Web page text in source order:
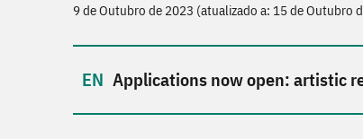
9 de Outubro de 2023 (atualizado a: 15 de Outubro
Applications now open: artistic